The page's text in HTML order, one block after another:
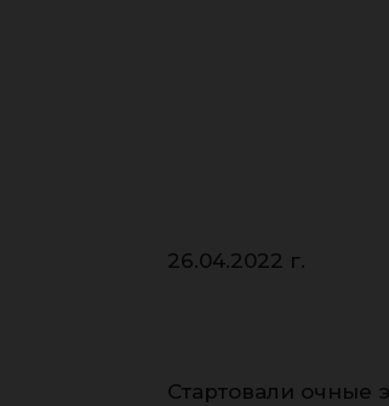
26.04.2022 г.
Стартовали очные